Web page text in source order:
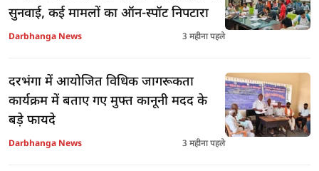
सुनवाई, कई मामलों का ऑन-स्पॉट निपटारा
Darbhanga News 3 महीना पहले
दरभंगा में आयोजित विधिक जागरूकता
कार्यक्रम में बताए गए मुफ्त कानूनी मदद के
बड़े फायदे
Darbhanga News 3 महीना पहले